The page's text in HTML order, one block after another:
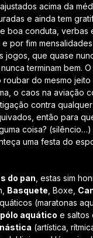
acima da
e ainda tem
boa conduta, verbas
por fim
jogos, que quase
terminam bem.
do mesmo
o caos na aviação
contra
então para
coisa?
uma festa do
do pan , estas sim
Basquete , Boxe,
(maratonas
pólo aquático e saltos
(artística,